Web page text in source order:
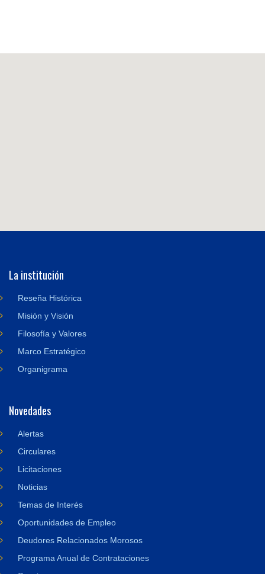
La institución
Reseña Histórica
Misión y Visión
Filosofía y Valores
Marco Estratégico
Organigrama
Novedades
Alertas
Circulares
Licitaciones
Noticias
Temas de Interés
Oportunidades de Empleo
Deudores Relacionados Morosos
Programa Anual de Contrataciones